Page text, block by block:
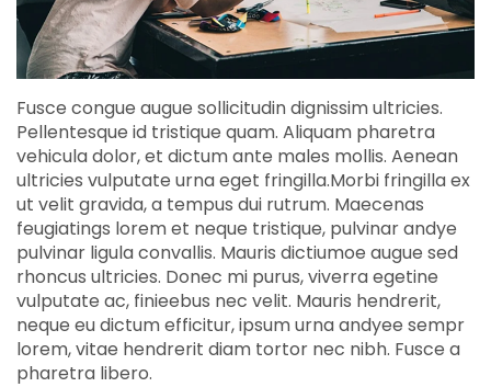
Fusce congue augue sollicitudin dignissim ultricies.
Pellentesque id tristique quam. Aliquam pharetra
vehicula dolor, et dictum ante males mollis. Aenean
ultricies vulputate urna eget fringilla.Morbi fringilla ex
ut velit gravida, a tempus dui rutrum. Maecenas
feugiatings lorem et neque tristique, pulvinar andye
pulvinar ligula convallis. Mauris dictiumoe augue sed
rhoncus ultricies. Donec mi purus, viverra egetine
vulputate ac, finieebus nec velit. Mauris hendrerit,
neque eu dictum efficitur, ipsum urna andyee sempr
lorem, vitae hendrerit diam tortor nec nibh. Fusce a
pharetra libero.